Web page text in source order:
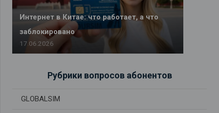
Интернет в Китае: что работает, а что
заблокировано
17.06.2026
Рубрики вопросов абонентов
GLOBALSIM